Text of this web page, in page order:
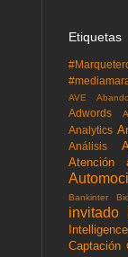
Etiquetas
AVE
Adwords
Analytics
Análisis
Atención
Bankinter
invitado
Intelligence
Captación